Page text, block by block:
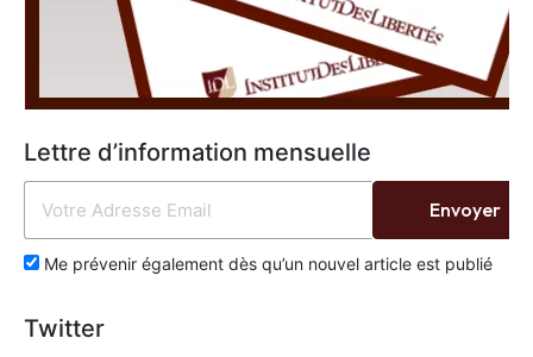
Lettre d’information mensuelle
Me prévenir également dès qu’un nouvel article est publié
Envoyer
Twitter